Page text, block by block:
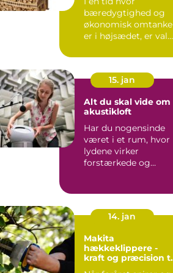
bæredygtighed og
økonomisk omtanke
er i højsædet, er valg
15. jan
Alt du skal vide om
akustikloft
Har du nogensinde
været i et rum, hvor
lydene virker
forstærkede og
14. jan
Makita
hækkeklippere -
kraft og præcision